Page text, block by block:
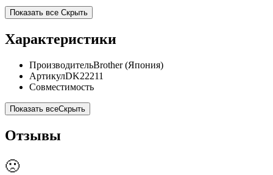
Показать все Скрыть
Характеристики
ПроизводительBrother (Япония)
АртикулDK22211
Совместимость
Показать всеСкрыть
Отзывы
🙁